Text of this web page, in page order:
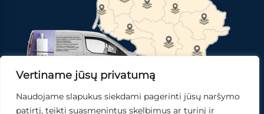
Vertiname jūsų privatumą
Naudojame slapukus siekdami pagerinti jūsų naršymo
patirtį, teikti suasmenintus skelbimus ar turinį ir
Registruotis paslaugai Gauti pasiūlymą